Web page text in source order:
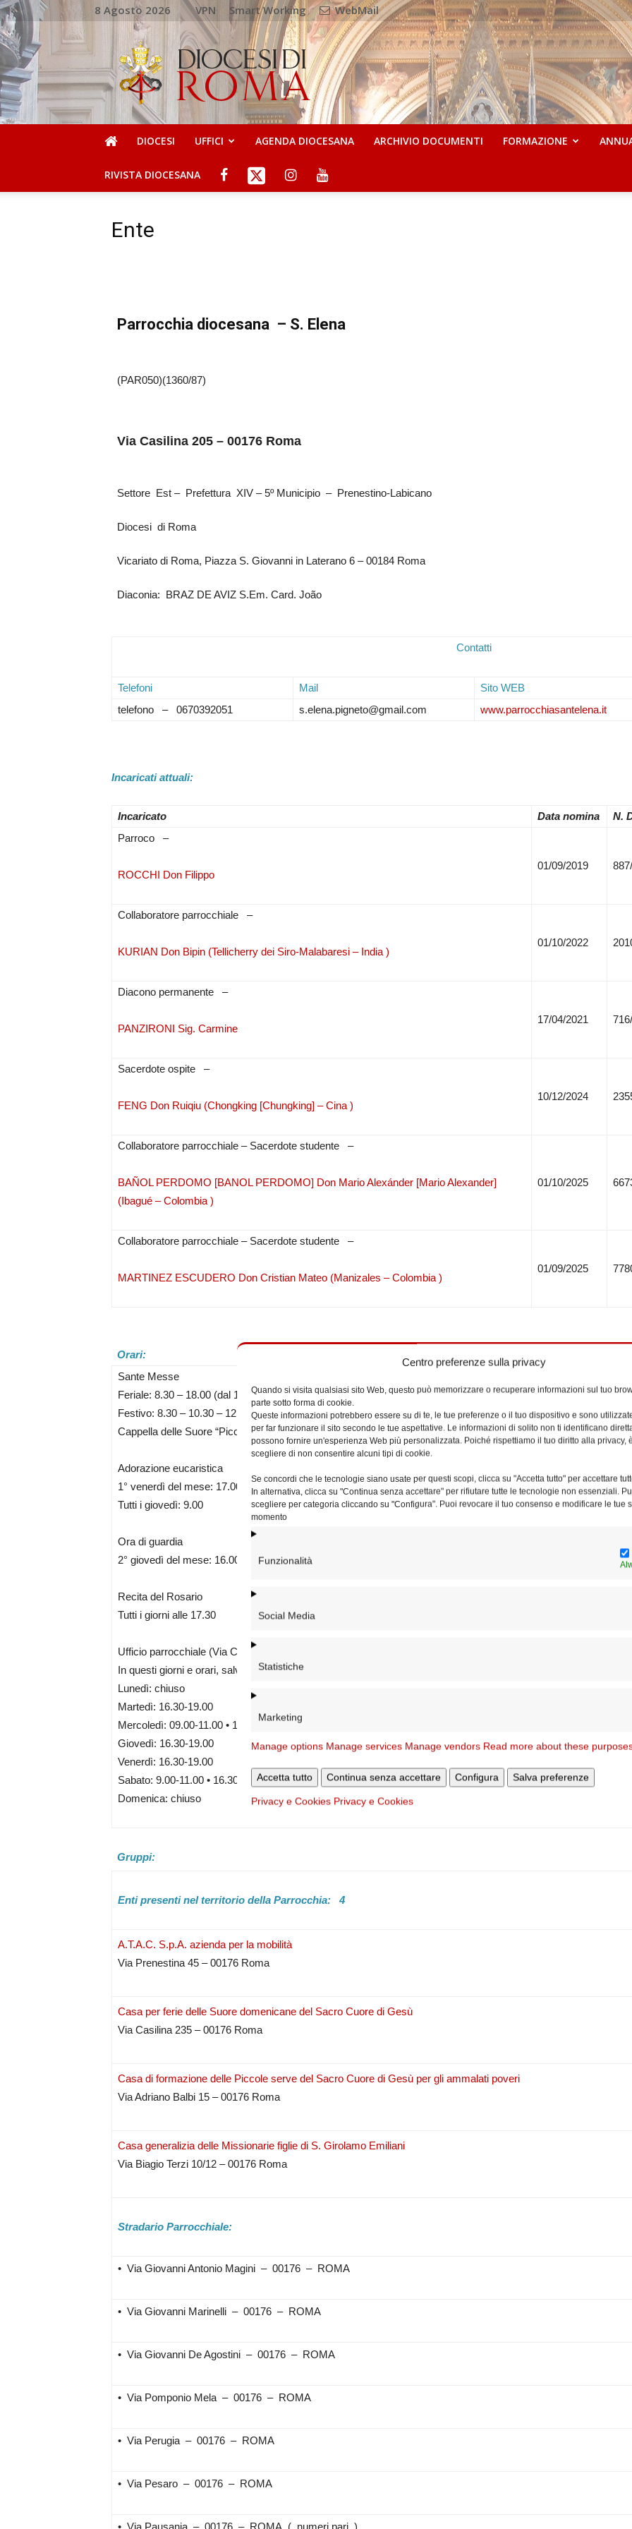
Centro preferenze sulla privacy
Quando si visita qualsiasi sito Web, questo può memorizzare o recuperare informazioni sul tuo
parte sotto forma di cookie.
Queste informazioni potrebbero essere su di te, le tue preferenze o il tuo dispositivo e sono
per far funzionare il sito secondo le tue aspettative. Le informazioni di solito non ti identificano
possono fornire un'esperienza Web più personalizzata. Poiché rispettiamo il tuo diritto alla privacy,
scegliere di non consentire alcuni tipi di cookie.
Se concordi che le tecnologie siano usate per questi scopi, clicca su "Accetta tutto" per accettare
In alternativa, clicca su "Continua senza accettare" per rifiutare tutte le tecnologie non essenziali.
scegliere per categoria cliccando su "Configura". Puoi revocare il tuo consenso e modificare le tue
momento
Funzionalità
Social Media
Statistiche
Marketing
Manage options Manage services Manage vendors Read more about these
Accetta tutto Continua senza accettare Configura Salva preferenze
Privacy e Cookies Privacy e Cookies
8 Agosto 2026 VPN Smart Working WebMail
DIOCESI
DI
ROMA
DIOCESI UFFICI AGENDA DIOCESANA ARCHIVIO DOCUMENTI FORMAZIONE
RIVISTA DIOCESANA
Ente
Parrocchia diocesana – S. Elena
(PAR050)(1360/87)
Via Casilina 205 – 00176 Roma
Settore Est – Prefettura XIV – 5º Municipio – Prenestino-Labicano
Diocesi di Roma
Vicariato di Roma, Piazza S. Giovanni in Laterano 6 – 00184 Roma
Diaconia: BRAZ DE AVIZ S.Em. Card. João
Contatti
Telefoni Mail
Sito WEB
telefono – 0670392051
s.elena.pigneto@gmail.com www.parrocchiasantelena.it
Incaricati attuali:
Incaricato Data nomina
N.
Parroco –
ROCCHI Don Filippo
01/09/2019
Collaboratore parrocchiale –
KURIAN Don Bipin (Tellicherry dei Siro-Malabaresi – India )
01/10/2022
Diacono permanente –
PANZIRONI Sig. Carmine
17/04/2021
Sacerdote ospite –
FENG Don Ruiqiu (Chongking [Chungking] – Cina )
10/12/2024
Collaboratore parrocchiale – Sacerdote studente –
BAÑOL PERDOMO [BANOL PERDOMO] Don Mario Alexánder [Mario Alexander]
(Ibagué – Colombia )
01/10/2025
Collaboratore parrocchiale – Sacerdote studente –
MARTINEZ ESCUDERO Don Cristian Mateo (Manizales – Colombia )
01/09/2025
Orari:
Sante Messe
Feriale: 8.30 – 18.00 (dal 1 luglio al 15 settembre: 8.30 – 19.00)
Festivo: 8.30 – 10.30 – 12.00 (consigliata per i ragazzi del cammino di Comunione e Cresima) – 18.00 (dal 1
Cappella delle Suore “Piccole Serve” (Via A. Balbi, 15): 9.00
Adorazione eucaristica
1° venerdì del mese: 17.00
Tutti i giovedì: 9.00
Ora di guardia
2° giovedì del mese: 16.00
Recita del Rosario
Tutti i giorni alle 17.30
Ufficio parrocchiale (Via Casilina, 205 – 00176 Roma • Tel. 06 70 39 20 51)
In questi giorni e orari, salvo imprevisti, è possibile usufruire di tutti i servizi della segreteria parrocchiale
Lunedì: chiuso
Martedì: 16.30-19.00
Mercoledì: 09.00-11.00 • 16.30-19.00
Giovedì: 16.30-19.00
Venerdì: 16.30-19.00
Sabato: 9.00-11.00 • 16.30-19.00
Domenica: chiuso
Gruppi:
Enti presenti nel territorio della Parrocchia: 4
A.T.A.C. S.p.A. azienda per la mobilità
Via Prenestina 45 – 00176 Roma
Casa per ferie delle Suore domenicane del Sacro Cuore di Gesù
Via Casilina 235 – 00176 Roma
Casa di formazione delle Piccole serve del Sacro Cuore di Gesù per gli ammalati poveri
Via Adriano Balbi 15 – 00176 Roma
Casa generalizia delle Missionarie figlie di S. Girolamo Emiliani
Via Biagio Terzi 10/12 – 00176 Roma
Stradario Parrocchiale:
• Via Giovanni Antonio Magini – 00176 – ROMA
• Via Giovanni Marinelli – 00176 – ROMA
• Via Giovanni De Agostini – 00176 – ROMA
• Via Pomponio Mela – 00176 – ROMA
• Via Perugia – 00176 – ROMA
• Via Pesaro – 00176 – ROMA
• Via Pausania – 00176 – ROMA ( numeri pari )